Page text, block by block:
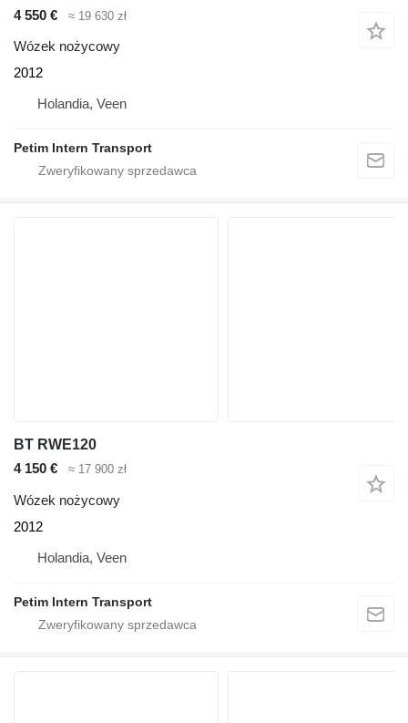
4 550 € ≈ 19 630 zł
Wózek nożycowy
2012
Holandia, Veen
Petim Intern Transport
BT RWE120
4 150 €
≈ 17 900 zł
Wózek nożycowy
2012
Holandia, Veen
Petim Intern Transport